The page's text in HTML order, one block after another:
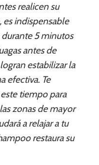
realicen su
indispensable
durante 5 minutos
antes de
estabilizar la
efectiva. Te
tiempo para
zonas de mayor
a relajar a tu
restaura su